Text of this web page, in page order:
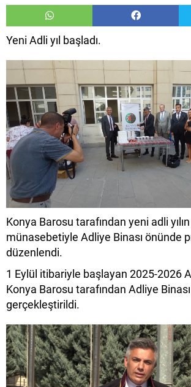
Yeni Adli yıl başladı.
Konya Barosu tarafından yeni adli yılın
münasebetiyle Adliye Binası önünde
düzenlendi.
1 Eylül itibariyle başlayan 2025-2026
Konya Barosu tarafından Adliye
gerçekleştirildi.